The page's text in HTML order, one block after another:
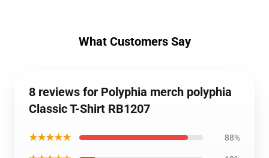
What Customers Say
8 reviews for Polyphia merch polyphia
Classic T-Shirt RB1207
★★★★★ 88%